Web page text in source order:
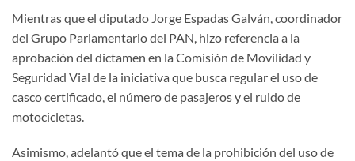
Mientras que el diputado Jorge Espadas Galván, coordinador
del Grupo Parlamentario del PAN, hizo referencia a la
aprobación del dictamen en la Comisión de Movilidad y
Seguridad Vial de la iniciativa que busca regular el uso de
casco certificado, el número de pasajeros y el ruido de
motocicletas.
Asimismo, adelantó que el tema de la prohibición del uso de